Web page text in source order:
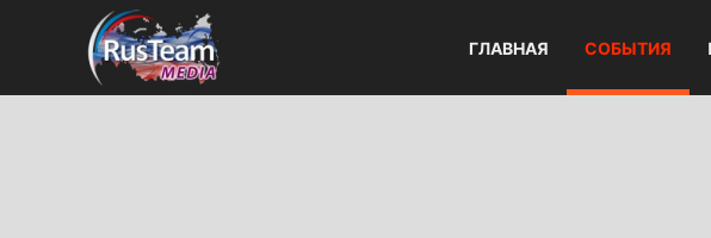
ГЛАВНАЯ СОБЫТИЯ